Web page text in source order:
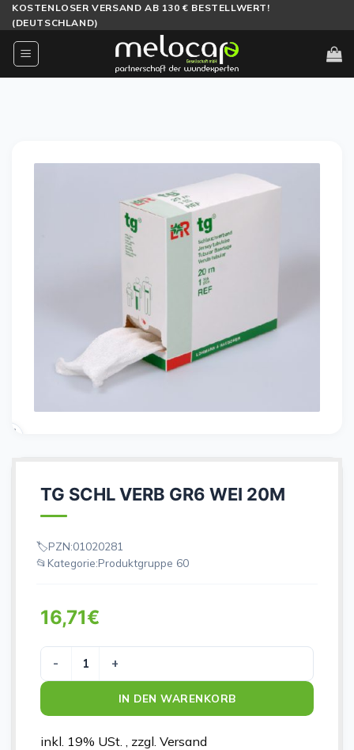
Zum
Inhalt
springen
KOSTENLOSER VERSAND AB 130 € BESTELLWERT!
(DEUTSCHLAND)
TG SCHL VERB GR6 WEI 20M
PZN:01020281
Kategorie:Produktgruppe 60
16,71€
TG SCHL VERB GR6 WEI 20M Menge
IN DEN WARENKORB
inkl. 19% USt. , zzgl. Versand